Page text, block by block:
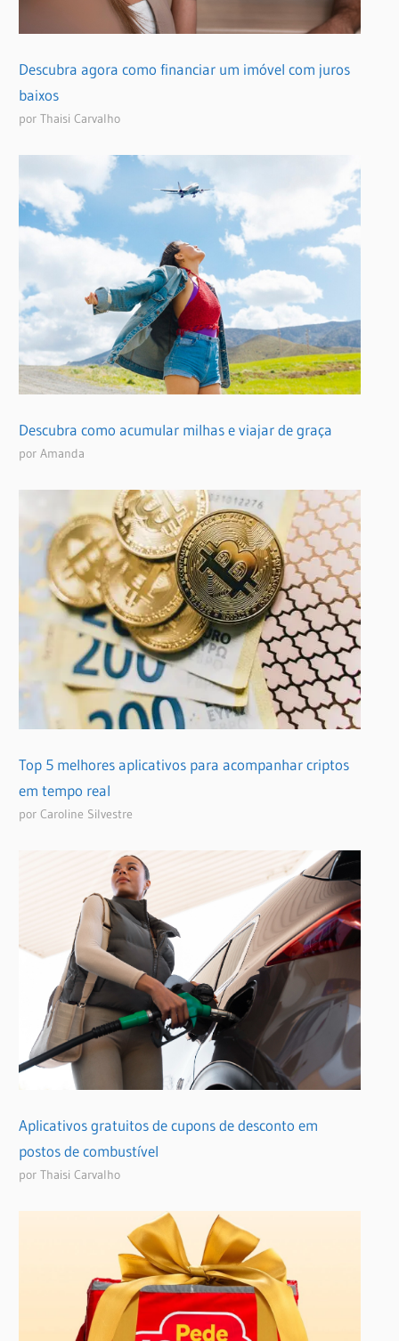
Descubra agora como financiar um imóvel com juros
baixos
por Thaisi Carvalho
Descubra como acumular milhas e viajar de graça
por Amanda
Top 5 melhores aplicativos para acompanhar criptos
em tempo real
por Caroline Silvestre
Aplicativos gratuitos de cupons de desconto em
postos de combustível
por Thaisi Carvalho